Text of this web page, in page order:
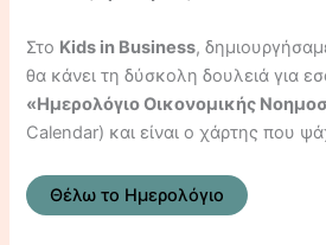
Στο Kids in Business,
θα κάνει τη δύσκολη δουλειά για
«Ημερολόγιο Οικονομικής
Calendar) και είναι ο χάρτης που
Θέλω το Ημερολόγιο